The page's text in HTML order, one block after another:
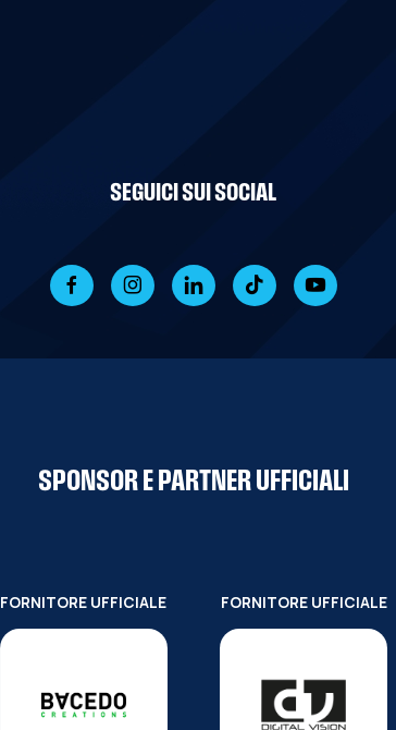
SEGUICI SUI SOCIAL
SPONSOR E PARTNER UFFICIALI
FORNITORE UFFICIALE FORNITORE UFFICIALE